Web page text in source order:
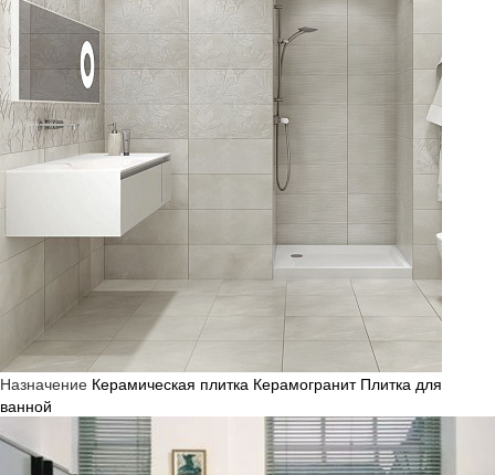
Назначение Керамическая плитка Керамогранит Плитка для
ванной